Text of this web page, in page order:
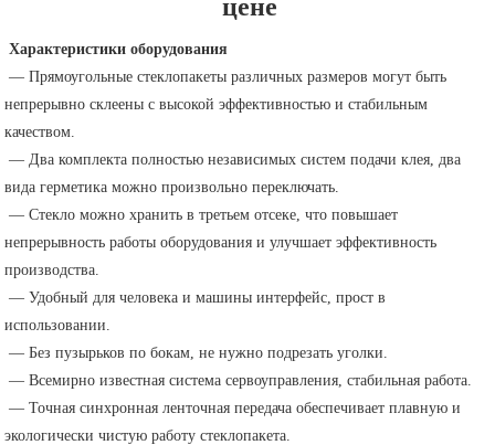
цене
Характеристики оборудования
непрерывно склеены с высокой эффективностью и стабильным
качеством.
вида герметика можно произвольно переключать.
непрерывность работы оборудования и улучшает эффективность
производства.
использовании.
— Без пузырьков по бокам, не нужно подрезать уголки.
— Всемирно известная система сервоуправления, стабильная работа.
экологически чистую работу стеклопакета.